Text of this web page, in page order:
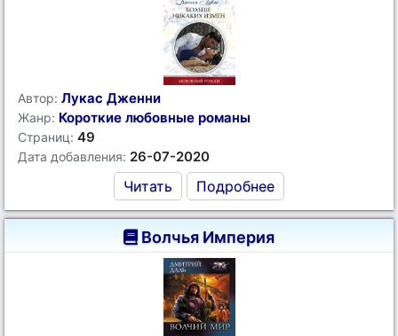
Автор: Лукас Дженни
Жанр: Короткие любовные романы
Страниц: 49
Дата добавления: 26-07-2020
Читать Подробнее
Волчья Империя